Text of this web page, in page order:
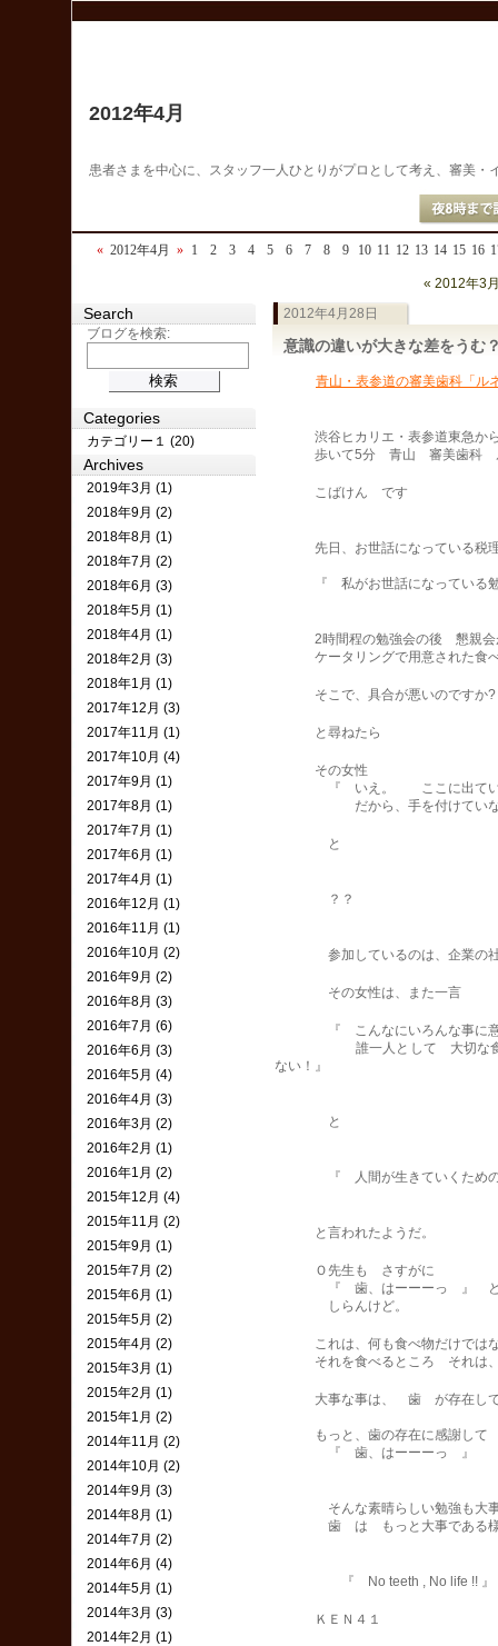
2012年4月
患者さまを中心に、スタッフ一人ひとりがプロとして考え、審美
« 2012年4月 » 1 2 3 4 5 6 7 8 9 10 11 12 13 14 15 16
2012年4月28日
意識の違いが大きな差をうむ
青山・表参道の審美歯科「ル
渋谷ヒカリエ・表参道東急か
歩いて5分 青山 審美歯科 ル
こばけん です
先日、お世話になっている税理
『 私がお世話になっている勉
2時間程の勉強会の後 懇親会が
ケータリングで用意された食べ
そこで、具合が悪いのですか?
と尋ねたら
その女性
『 いえ。 ここに出ている
だから、手を付けていな
と
？？
参加しているのは、企業の社
その女性は、また一言
『 こんなにいろんな事に意識
誰一人として 大切な食事と
ない！』
と
『 人間が生きていくための大
と言われたようだ。
Ｏ先生も さすがに
『 歯、はーーーっ 』 とう
しらんけど。
これは、何も食べ物だけでは
それを食べるところ それ
大事な事は、 歯 が存在して
もっと、歯の存在に感謝して
『 歯、はーーーっ 』 と
そんな素晴らしい勉強も大事
歯 は もっと大事である様
『 No teeth , No life !!
ＫＥＮ４１
« 2012年3
Search
ブログを検索:
Categories
カテゴリー１ (20)
Archives
2019年3月 (1)
2018年9月 (2)
2018年8月 (1)
2018年7月 (2)
2018年6月 (3)
2018年5月 (1)
2018年4月 (1)
2018年2月 (3)
2018年1月 (1)
2017年12月 (3)
2017年11月 (1)
2017年10月 (4)
2017年9月 (1)
2017年8月 (1)
2017年7月 (1)
2017年6月 (1)
2017年4月 (1)
2016年12月 (1)
2016年11月 (1)
2016年10月 (2)
2016年9月 (2)
2016年8月 (3)
2016年7月 (6)
2016年6月 (3)
2016年5月 (4)
2016年4月 (3)
2016年3月 (2)
2016年2月 (1)
2016年1月 (2)
2015年12月 (4)
2015年11月 (2)
2015年9月 (1)
2015年7月 (2)
2015年6月 (1)
2015年5月 (2)
2015年4月 (2)
2015年3月 (1)
2015年2月 (1)
2015年1月 (2)
2014年11月 (2)
2014年10月 (2)
2014年9月 (3)
2014年8月 (1)
2014年7月 (2)
2014年6月 (4)
2014年5月 (1)
2014年3月 (3)
2014年2月 (1)